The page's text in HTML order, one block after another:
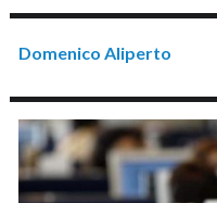
Domenico Aliperto